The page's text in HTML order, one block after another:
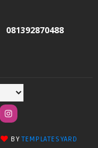
081392870488
BYTEMPLATESYARD